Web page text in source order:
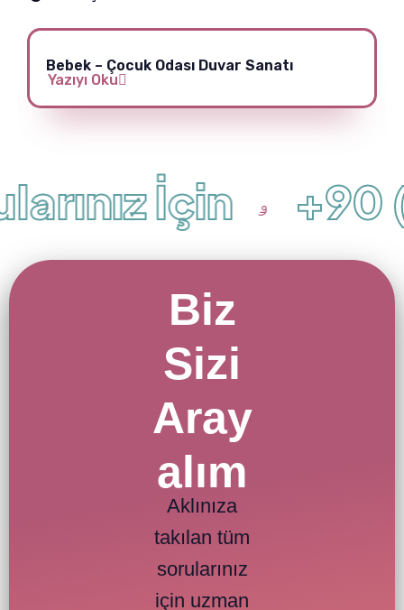
Bebek – Çocuk Odası Duvar Sanatı
Yazıyı Oku
İçin +90
Biz
Sizi
Aray
alım
Aklınıza
takılan tüm
sorularınız
için uzman